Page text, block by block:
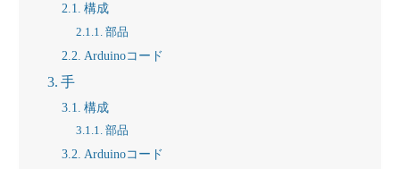
構成
部品
Arduinoコード
手
構成
部品
Arduinoコード